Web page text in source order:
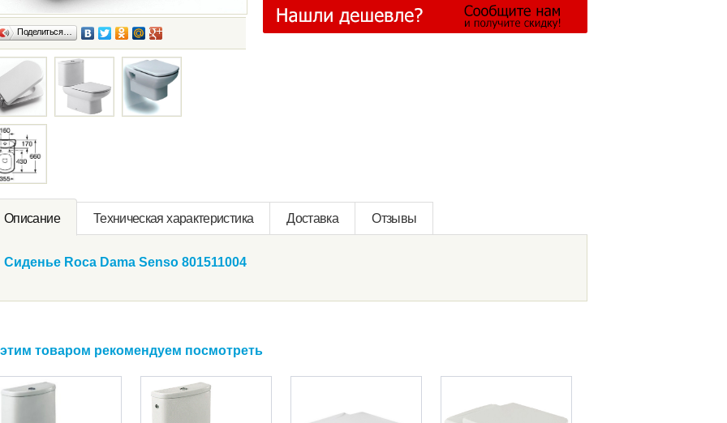
Поделиться…
Oписание Техническая характeристика Доставка Отзывы
Сиденье Roca Dama Senso 801511004
товаром рекомендуем посмотреть